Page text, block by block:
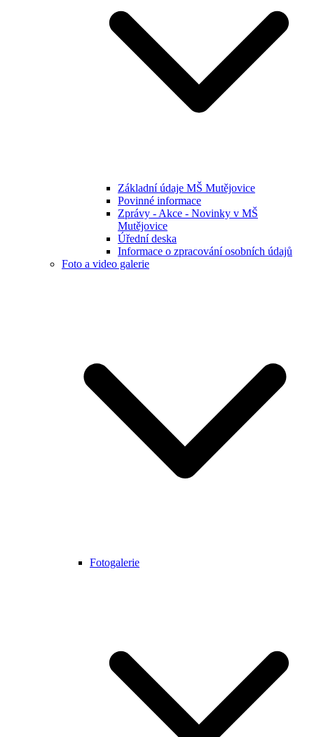
Základní údaje MŠ Mutějovice
Povinné informace
Zprávy - Akce - Novinky v MŠ
Mutějovice
Úřední deska
Informace o zpracování osobních údajů
Foto a video galerie
Fotogalerie